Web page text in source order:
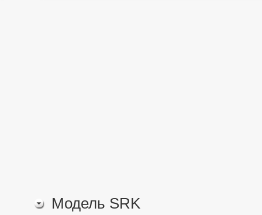
Модель SRK